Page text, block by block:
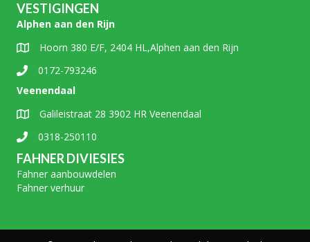
VESTIGINGEN
Alphen aan den Rijn
Hoorn 380 E/F, 2404 HL,Alphen aan den Rijn
0172-793246
Veenendaal
Galileistraat 28 3902 HR Veenendaal
0318-250110
FAHNER DIVIESIES
Fahner aanbouwdelen
Fahner verhuur